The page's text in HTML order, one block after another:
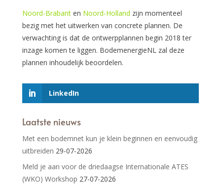
Noord-Brabanten Noord-Holland zijn momenteel
bezig met het uitwerken van concrete plannen. De
verwachting is dat de ontwerpplannen begin 2018 ter
inzage komen te liggen. BodemenergieNL zal deze
plannen inhoudelijk beoordelen.
LinkedIn
Laatste nieuws
Met een bodemnet kun je klein beginnen en eenvoudig
uitbreiden 29-07-2026
Meld je aan voor de driedaagse Internationale ATES
(WKO) Workshop 27-07-2026